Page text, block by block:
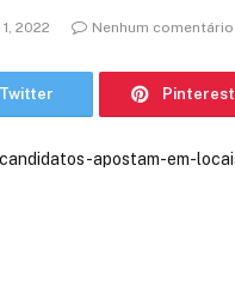
2022 Nenhum comentário
Twitter Pinterest